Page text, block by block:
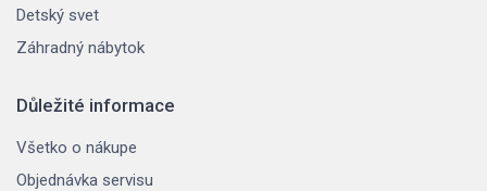
Detský svet
Záhradný nábytok
Důležité informace
Všetko o nákupe
Objednávka servisu